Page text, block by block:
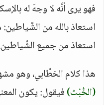
فهو يرى أنَّه لا وجهَ له
استعاذ بالله من
استعاذ من جميع
هذا كلام الخطَّابي، وهو
(الخُبْث)فيقول: يكون